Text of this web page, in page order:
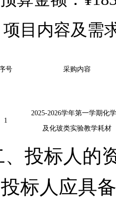
项目内容及 需
号 采购内容
1
2025-2026学年第一学期化
及化玻类实验教学耗材
投标人的
标人应具